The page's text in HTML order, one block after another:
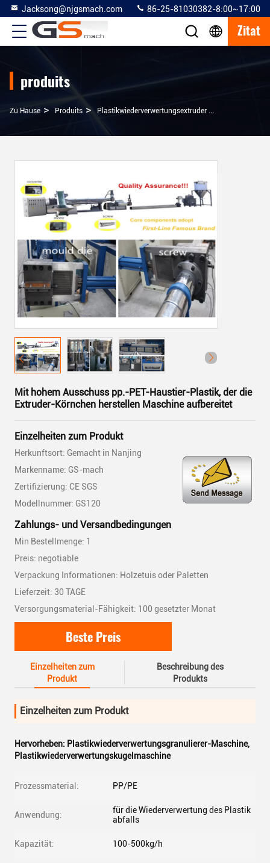
Jacksong@njgsmach.com 86-25-81030382-8:00~17:00
Zitat
produits
Zu Hause > Produits > Plastikwiederverwertungsextruder >
Mit hohem Ausschuss pp.-PET-Haustier-Plastik, der die
Extruder-Körnchen herstellen Maschine aufbereitet
Einzelheiten zum Produkt
Herkunftsort: Gemacht in Nanjing
Markenname: GS-mach
Zertifizierung: CE SGS
Modellnummer: GS120
Zahlungs- und Versandbedingungen
Min Bestellmenge: 1
Preis: negotiable
Verpackung Informationen: Holzetuis oder Paletten
Lieferzeit: 30 TAGE
Versorgungsmaterial-Fähigkeit: 100 gesetzter Monat
Beste Preis
Einzelheiten zum
Produkt
Beschreibung des
Produkts
Einzelheiten zum Produkt
Hervorheben: Plastikwiederverwertungsgranulierer-Maschine,
Plastikwiederverwertungskugelmaschine
Prozessmaterial: PP/PE
Anwendung:
für die Wiederverwertung des Plastik
abfalls
Kapazität: 100-500kg/h